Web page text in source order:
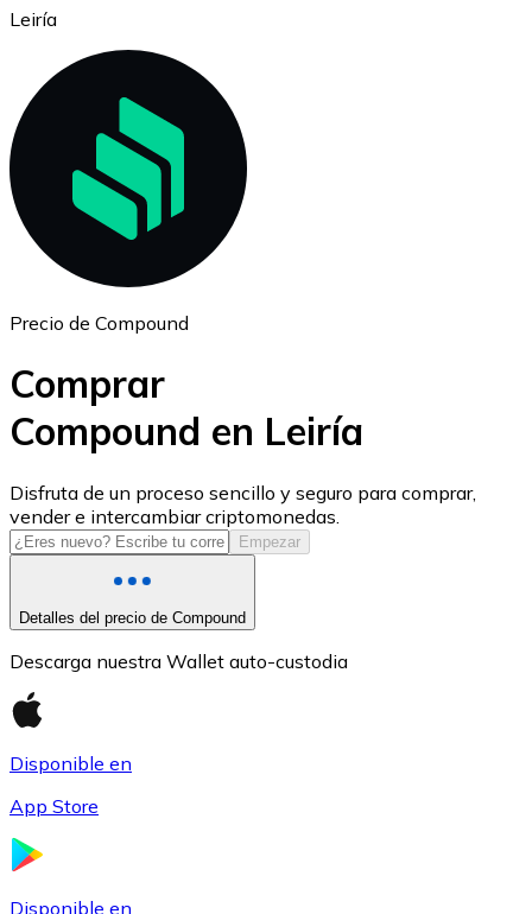
Ethereum
ETH
USD Coin
USDC
Leiría
Precio de Compound
Comprar
Compound en Leiría
Disfruta de un proceso sencillo y seguro para comprar,
vender e intercambiar criptomonedas.
Empezar
Detalles del precio de Compound
Descarga nuestra Wallet auto-custodia
Disponible en
App Store
Disponible en